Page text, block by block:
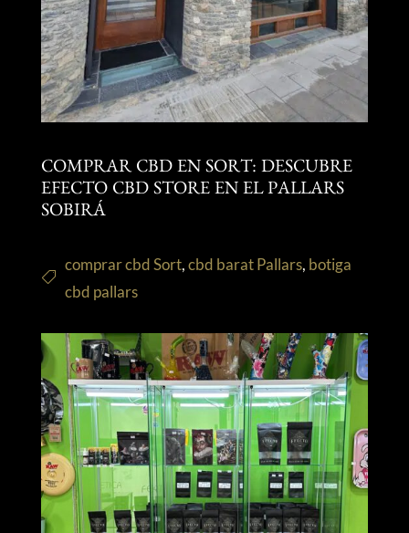
COMPRAR CBD EN SORT: DESCUBRE
EFECTO CBD STORE EN EL PALLARS
SOBIRÁ
comprar cbd Sort,cbd barat Pallars, botiga
cbd pallars